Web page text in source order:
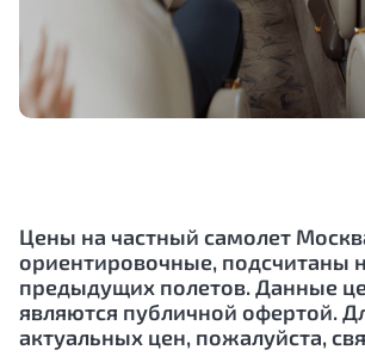
Цены на частный самолет
ориентировочные, подсчитаны
предыдущих полетов. Данные
являются публичной офертой.
актуальных цен, пожалуйста,